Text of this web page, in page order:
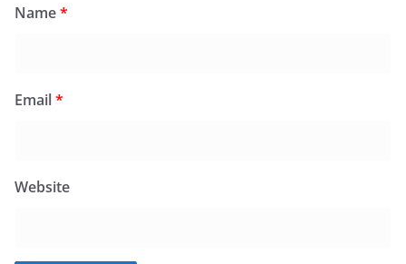
Name*
Email*
Website